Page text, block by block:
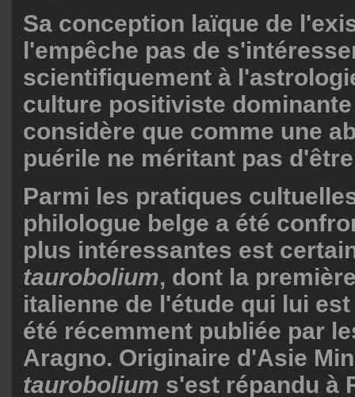
Sa conception laïque de
l'empêche pas de
scientifiquement à
culture positiviste
considère que comme une
puérile ne méritant pas
Parmi les pratiques
philologue belge a été
plus intéressantes est
taurobolium, dont la
italienne de l'étude qui lui
été récemment publiée par
Aragno. Originaire d'Asie
taurobolium s'est répandu à